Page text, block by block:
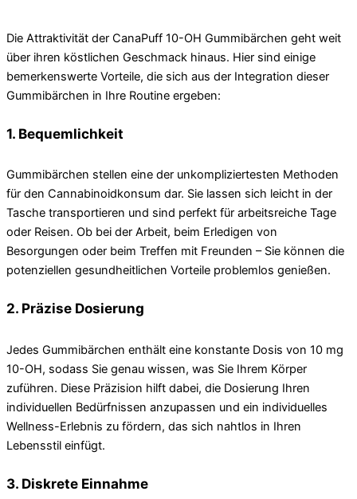
Die Attraktivität der CanaPuff 10-OH Gummibärchen geht weit
über ihren köstlichen Geschmack hinaus. Hier sind einige
bemerkenswerte Vorteile, die sich aus der Integration dieser
Gummibärchen in Ihre Routine ergeben:
1. Bequemlichkeit
Gummibärchen stellen eine der unkompliziertesten Methoden
für den Cannabinoidkonsum dar. Sie lassen sich leicht in der
Tasche transportieren und sind perfekt für arbeitsreiche Tage
oder Reisen. Ob bei der Arbeit, beim Erledigen von
Besorgungen oder beim Treffen mit Freunden – Sie können die
potenziellen gesundheitlichen Vorteile problemlos genießen.
2. Präzise Dosierung
Jedes Gummibärchen enthält eine konstante Dosis von 10 mg
10-OH, sodass Sie genau wissen, was Sie Ihrem Körper
zuführen. Diese Präzision hilft dabei, die Dosierung Ihren
individuellen Bedürfnissen anzupassen und ein individuelles
Wellness-Erlebnis zu fördern, das sich nahtlos in Ihren
Lebensstil einfügt.
3. Diskrete Einnahme